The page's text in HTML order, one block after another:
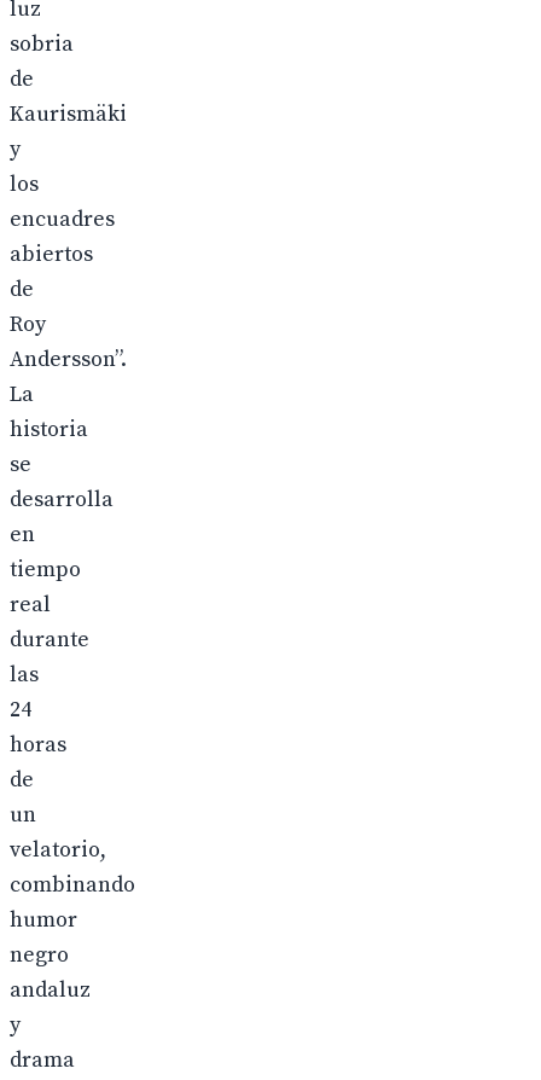
luz
sobria
de
Kaurismäki
y
los
encuadres
abiertos
de
Roy
Andersson”.
La
historia
se
desarrolla
en
tiempo
real
durante
las
24
horas
de
un
velatorio,
combinando
humor
negro
andaluz
y
drama